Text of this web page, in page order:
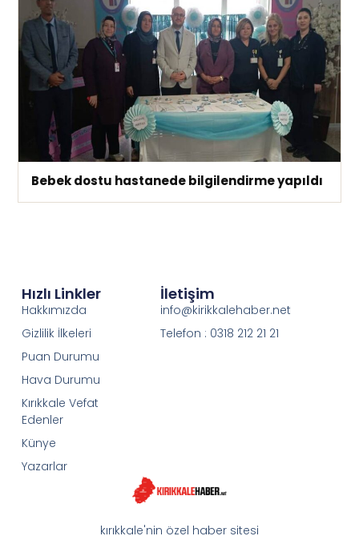
Bebek dostu hastanede bilgilendirme yapıldı
kırıkkale'nin özel haber sitesi
Hızlı Linkler
Hakkımızda
Gizlilik İlkeleri
Puan Durumu
Hava Durumu
Kırıkkale Vefat
Edenler
Künye
Yazarlar
İletişim
info@kirikkalehaber.net
Telefon : 0318 212 21 21